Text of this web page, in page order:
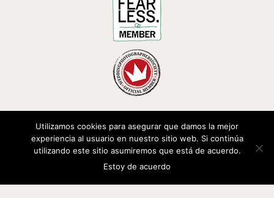
Utilizamos cookies para asegurar que damos la mejor
experiencia al usuario en nuestro sitio web. Si continúa
utilizando este sitio asumiremos que está de acuerdo.
Estoy de acuerdo